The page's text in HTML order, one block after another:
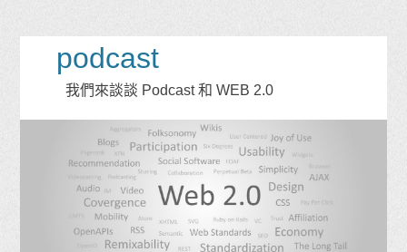
podcast
我們來談談 Podcast 和 WEB 2.0